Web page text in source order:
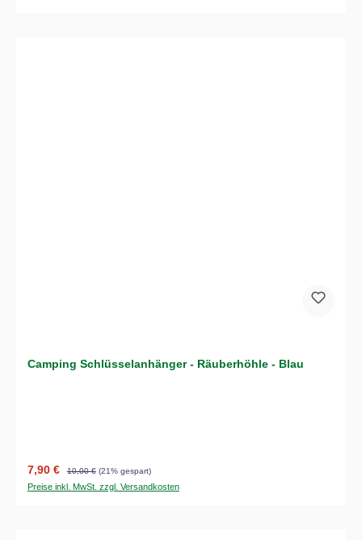
Camping Schlüsselanhänger - Räuberhöhle - Blau
Verkaufspreis:
7,90 € Regulärer Preis:
10,00 € (21% gespart)
Preise inkl. MwSt. zzgl. Versandkosten